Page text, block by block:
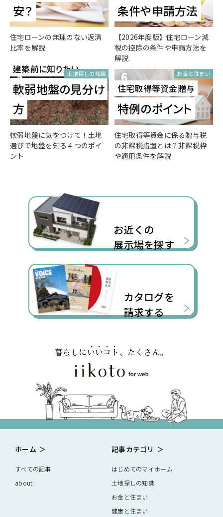
安？
住宅ローンの無理のない返済
比率を解説
条件や申請方法
【2026年度版】住宅ローン減
税の控除の条件や申請方法を
解説
5
建築前に知りたい
軟弱地盤の見分け
方
土地探しの知識
軟弱地盤に気をつけて！土地
選びで地盤を知る４つのポイ
ント
6
住宅取得等資金贈与
特例のポイント
お金と住まい
住宅取得等資金に係る贈与税
の非課税措置とは？非課税枠
や適用条件を解説
お近くの
展示場を探す
カタログを
請求する
暮らしにいいコト、たくさん。
ホーム
すべての記事
about
記事カテゴリ
はじめてのマイホーム
土地探しの知識
お金と住まい
健康と住まい